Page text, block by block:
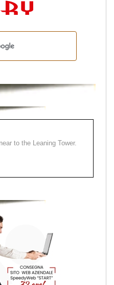
to the Leaning Tower.